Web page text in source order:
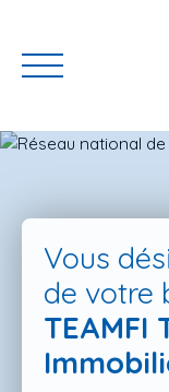
ACCUEIL
Vous
de votre
TEAMFI